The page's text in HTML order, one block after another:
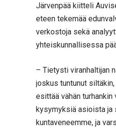
Järvenpää kiitteli
eteen tekemää
verkostoja sekä
yhteiskunnallisessa
– Tietysti viranhaltijan
joskus tuntunut
esittää vähän turhankin
kysymyksiä asioista ja
kuntaveneemme, ja